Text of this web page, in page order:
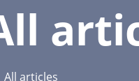
Decken- /
All articles